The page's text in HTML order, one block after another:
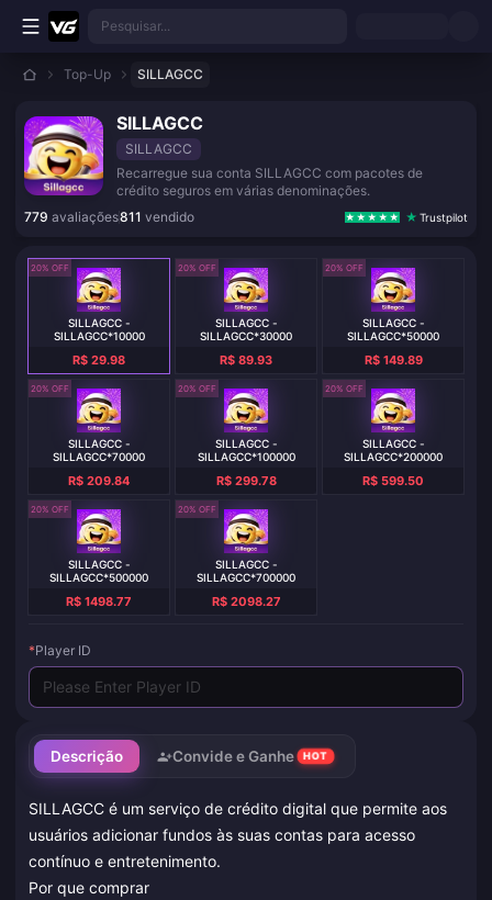
Ir para o conteúdo principal
Pesquisar...
Top-Up SILLAGCC
SILLAGCC
SILLAGCC
Recarregue sua conta SILLAGCC com pacotes de
crédito seguros em várias denominações.
779 avaliações811 vendido Trustpilot
Descrição Convide e Ganhe HOT
SILLAGCC é um serviço de crédito digital que permite aos
usuários adicionar fundos às suas contas para acesso
contínuo e entretenimento.
Por que comprar
20% OFF
SILLAGCC -
SILLAGCC*10000
R$ 29.98
20% OFF
SILLAGCC -
SILLAGCC*30000
R$ 89.93
20% OFF
SILLAGCC -
SILLAGCC*50000
R$ 149.89
20% OFF
SILLAGCC -
SILLAGCC*70000
R$ 209.84
20% OFF
SILLAGCC -
SILLAGCC*100000
R$ 299.78
20% OFF
SILLAGCC -
SILLAGCC*200000
R$ 599.50
20% OFF
SILLAGCC -
SILLAGCC*500000
R$ 1498.77
20% OFF
SILLAGCC -
SILLAGCC*700000
R$ 2098.27
*Player ID